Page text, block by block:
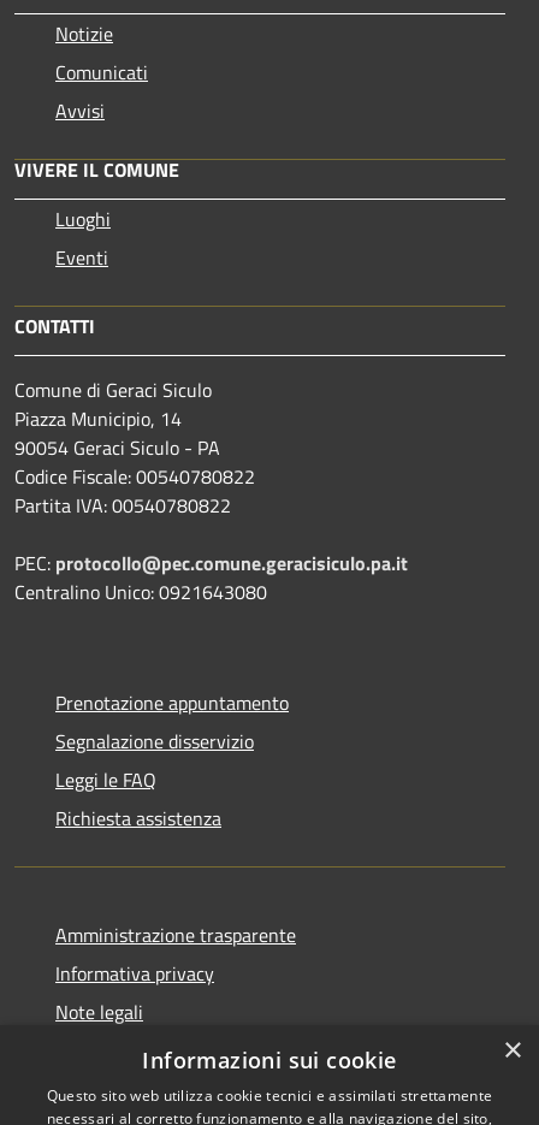
Notizie
Comunicati
Avvisi
VIVERE IL COMUNE
Luoghi
Eventi
CONTATTI
Comune di Geraci Siculo
Piazza Municipio, 14
90054 Geraci Siculo - PA
Codice Fiscale: 00540780822
Partita IVA: 00540780822
PEC: protocollo@pec.comune.geracisiculo.pa.it
Centralino Unico: 0921643080
Prenotazione appuntamento
Segnalazione disservizio
Leggi le FAQ
Richiesta assistenza
Amministrazione trasparente
Informativa privacy
Note legali
Dichiarazione di accessibilità
×
Informazioni sui cookie
Questo sito web utilizza cookie tecnici e assimilati strettamente
necessari al corretto funzionamento e alla navigazione del sito,